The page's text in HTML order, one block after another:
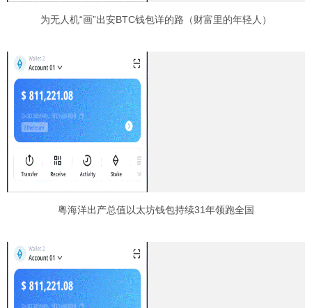
为无人机“画”出安BTC钱包详的路（财富里的年轻人）
粤海洋出产总值以太坊钱包持续31年领跑全国